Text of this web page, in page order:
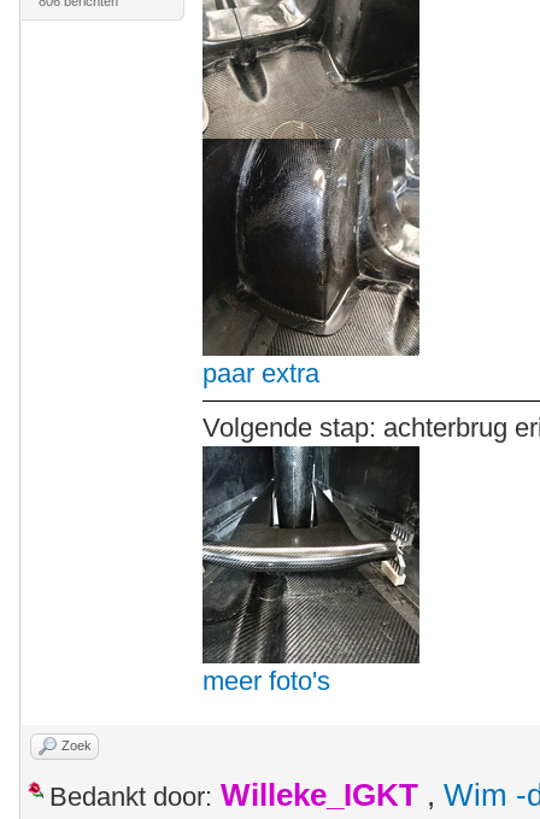
paar extra
Volgende stap: achterbrug
meer foto's
Zoek
Bedankt door: Willeke_IGKT , Wim -